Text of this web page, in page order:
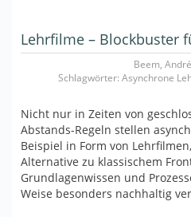
Lehrfilme – Blockbuster
Beem,
Schlagwörter: Asynchrone
Nicht nur in Zeiten von
Abstands-Regeln stellen
Beispiel in Form von
Alternative zu klassischem
Grundlagenwissen und
Weise besonders nachhaltig